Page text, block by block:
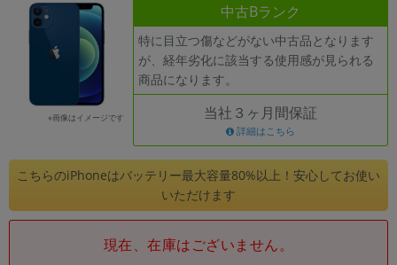
※画像はイメージです
中古Bランク
特に目立つ傷などがない中古品となります
が、経年劣化に該当する使用感が見られる
商品になります。
当社３ヶ月間保証
詳細はこちら
こちらのiPhoneはバッテリー最大容量80%以上！安心してお使い
いただけます
現在、在庫はございません。
フリーワード
人気の検索ワード： Let's note
「スマートフォン」「タブレット」など
シリーズ
「iPhone」「Xperia」「Galaxy」など